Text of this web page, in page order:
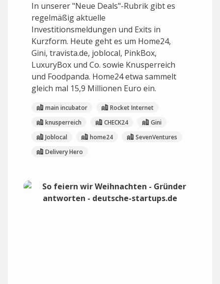
In unserer "Neue Deals"-Rubrik gibt es
regelmäßig aktuelle
Investitionsmeldungen und Exits in
Kurzform. Heute geht es um Home24,
Gini, travista.de, joblocal, PinkBox,
LuxuryBox und Co. sowie Knusperreich
und Foodpanda. Home24 etwa sammelt
gleich mal 15,9 Millionen Euro ein.
main incubator
Rocket Internet
knusperreich
CHECK24
Gini
Joblocal
home24
SevenVentures
Delivery Hero